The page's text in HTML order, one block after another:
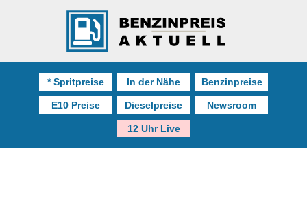
* Spritpreise In der Nähe Benzinpreise
E10 Preise Dieselpreise Newsroom
12 Uhr Live